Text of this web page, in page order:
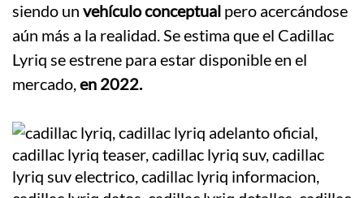
siendo un vehículo conceptual pero acercándose
aún más a la realidad. Se estima que el Cadillac
Lyriq se estrene para estar disponible en el
mercado,en 2022.